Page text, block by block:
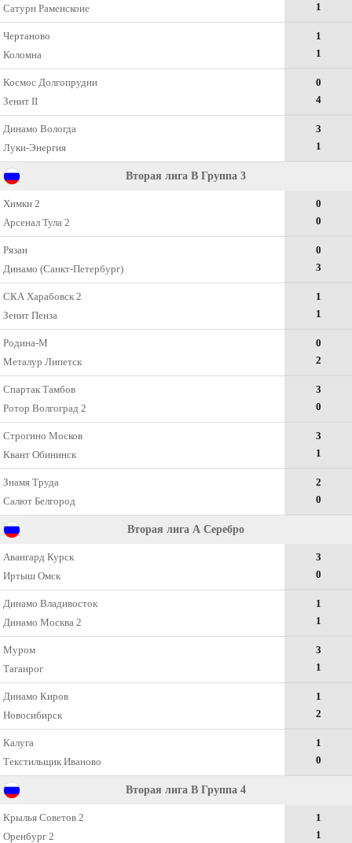
Сатурн Раменскоие
1
Чертаново
Коломна
1
1
Космос Долгопрудни
Зенит II
0
4
Динамо Вологда
Луки-Энергия
3
1
Вторая лига B Группа 3
Химки 2
Арсенал Тула 2
0
0
Рязан
Динамо (Санкт-Петербург)
0
3
СКА Харабовск 2
Зенит Пенза
1
1
Родина-М
Металур Липетск
0
2
Спартак Тамбов
Ротор Волгоград 2
3
0
Строгино Москов
Квант Обининск
3
1
Знамя Труда
Салют Белгород
2
0
Вторая лига А Серебро
Авангард Курск
Иртыш Омск
3
0
Динамо Владивосток
Динамо Москва 2
1
1
Муром
Таганрог
3
1
Динамо Киров
Новосибирск
1
2
Калуга
Текстильщик Иваново
1
0
Вторая лига B Группа 4
Крылья Советов 2
Оренбург 2
1
1